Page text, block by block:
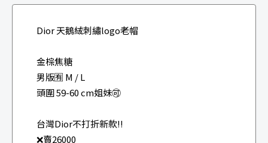
Dior 天鵝絨刺繡logo老帽
金棕焦糖
男版🈶 M / L
頭圍 59-60 cm姐妹🉑
台灣Dior不打折新款‼️
❌賣26000